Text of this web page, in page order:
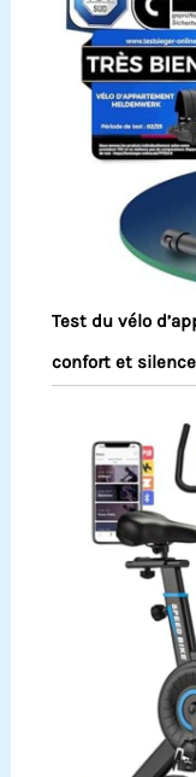
Test du vélo
confort et